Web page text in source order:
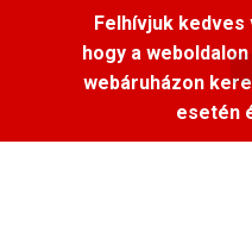
Felhívjuk
hogy a
webáruházon
esetén
Általános szerződési feltételek